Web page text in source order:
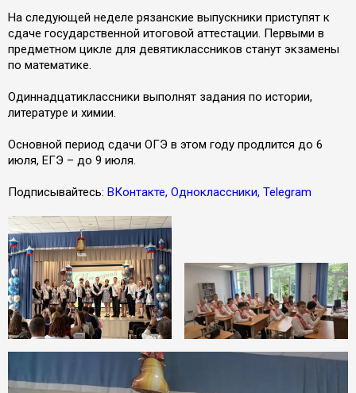
На следующей неделе рязанские выпускники приступят к
сдаче государственной итоговой аттестации. Первыми в
предметном цикле для девятиклассников станут экзамены
по математике.
Одиннадцатиклассники выполнят задания по истории,
литературе и химии.
Основной период сдачи ОГЭ в этом году продлится до 6
июля, ЕГЭ – до 9 июля.
Подписывайтесь: ВКонтакте, Одноклассники, Telegram